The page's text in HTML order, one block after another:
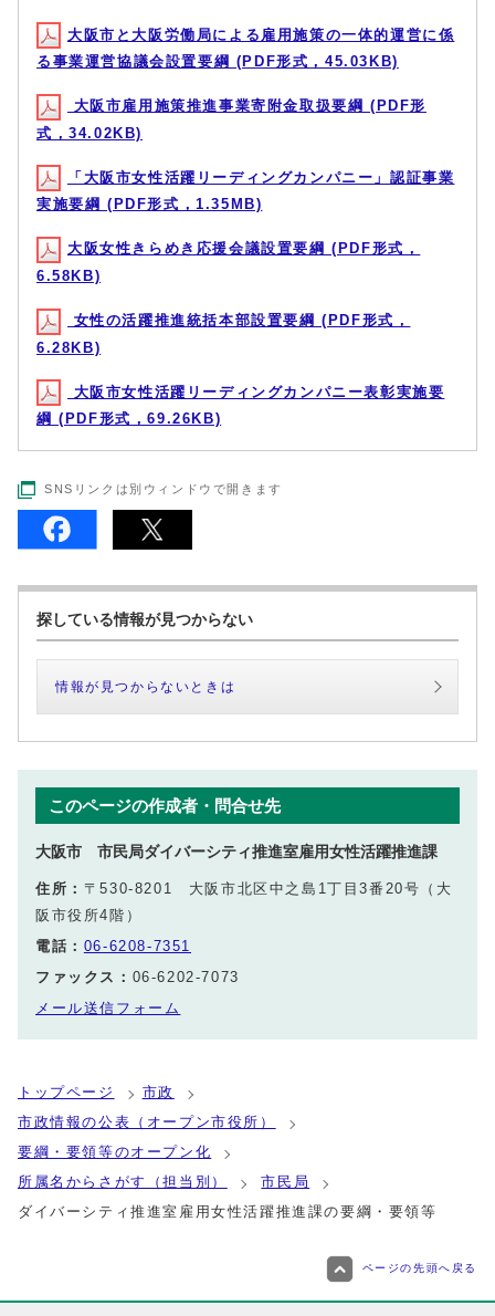
大阪市と大阪労働局による雇用施策の一体的運営に係
る事業運営協議会設置要綱 (PDF形式，45.03KB)
大阪市雇用施策推進事業寄附金取扱要綱 (PDF形
式，34.02KB)
「大阪市女性活躍リーディングカンパニー」認証事業
実施要綱 (PDF形式，1.35MB)
大阪女性きらめき応援会議設置要綱 (PDF形式，
6.58KB)
女性の活躍推進統括本部設置要綱 (PDF形式，
6.28KB)
大阪市女性活躍リーディングカンパニー表彰実施要
綱 (PDF形式，69.26KB)
SNSリンクは別ウィンドウで開きます
探している情報が見つからない
情報が見つからないときは
このページの作成者・問合せ先
大阪市 市民局ダイバーシティ推進室雇用女性活躍推進課
住所： 〒530-8201 大阪市北区中之島1丁目3番20号（大
阪市役所4階）
電話： 06-6208-7351
ファックス： 06-6202-7073
メール送信フォーム
トップページ
市政
市政情報の公表（オープン市役所）
要綱・要領等のオープン化
所属名からさがす（担当別）
市民局
ダイバーシティ推進室雇用女性活躍推進課の要綱・要領等
ページの先頭へ戻る